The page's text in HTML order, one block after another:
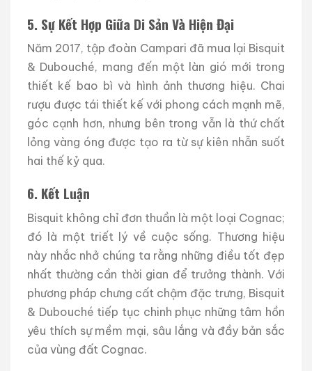
5. Sự Kết Hợp Giữa Di Sản Và Hiện Đại
Năm 2017, tập đoàn Campari đã mua lại Bisquit
& Dubouché, mang đến một làn gió mới trong
thiết kế bao bì và hình ảnh thương hiệu. Chai
rượu được tái thiết kế với phong cách mạnh mẽ,
góc cạnh hơn, nhưng bên trong vẫn là thứ chất
lỏng vàng óng được tạo ra từ sự kiên nhẫn suốt
hai thế kỷ qua.
6. Kết Luận
Bisquit không chỉ đơn thuần là một loại Cognac;
đó là một triết lý về cuộc sống. Thương hiệu
này nhắc nhở chúng ta rằng những điều tốt đẹp
nhất thường cần thời gian để trưởng thành. Với
phương pháp chưng cất chậm đặc trưng, Bisquit
& Dubouché tiếp tục chinh phục những tâm hồn
yêu thích sự mềm mại, sâu lắng và đầy bản sắc
của vùng đất Cognac.